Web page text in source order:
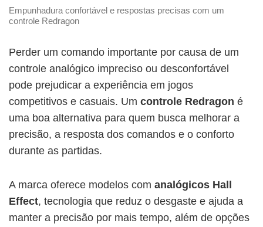
Empunhadura confortável e respostas precisas com um
controle Redragon
Perder um comando importante por causa de um
controle analógico impreciso ou desconfortável
pode prejudicar a experiência em jogos
competitivos e casuais. Um controle Redragon é
uma boa alternativa para quem busca melhorar a
precisão, a resposta dos comandos e o conforto
durante as partidas.
A marca oferece modelos com analógicos Hall
Effect, tecnologia que reduz o desgaste e ajuda a
manter a precisão por mais tempo, além de opções